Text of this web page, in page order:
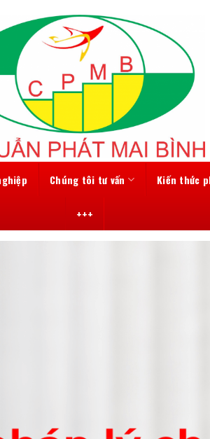
Chúng tôi tư vấn Kiến thức
+++